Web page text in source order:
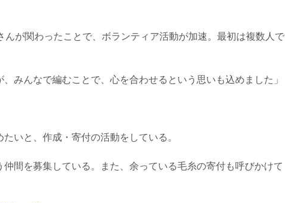
が関わったことで、ボランティア活動が加速。最初は複数人で
みんなで編むことで、心を合わせるという思いも込めました」
いと、作成・寄付の活動をしている。
間を募集している。また、余っている毛糸の寄付も呼びかけて